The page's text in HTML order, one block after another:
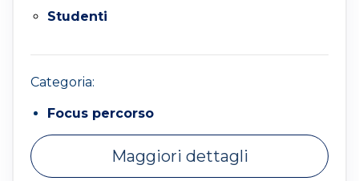
Studenti
Categoria:
Focus percorso
Maggiori dettagli